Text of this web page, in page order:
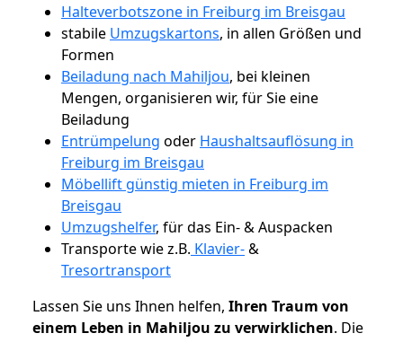
Halteverbotszone in Freiburg im Breisgau
stabile Umzugskartons, in allen Größen und
Formen
Beiladung nach Mahiljou, bei kleinen
Mengen, organisieren wir, für Sie eine
Beiladung
Entrümpelung oder Haushaltsauflösung in
Freiburg im Breisgau
Möbellift günstig mieten in Freiburg im
Breisgau
Umzugshelfer, für das Ein- & Auspacken
Transporte wie z.B. Klavier-&
Tresortransport
Lassen Sie uns Ihnen helfen, Ihren Traum von
einem Leben in Mahiljou zu verwirklichen. Die